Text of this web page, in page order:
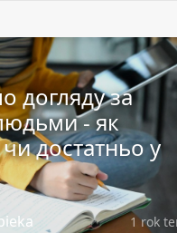
догляду за
- як
достатньо у
1 rok